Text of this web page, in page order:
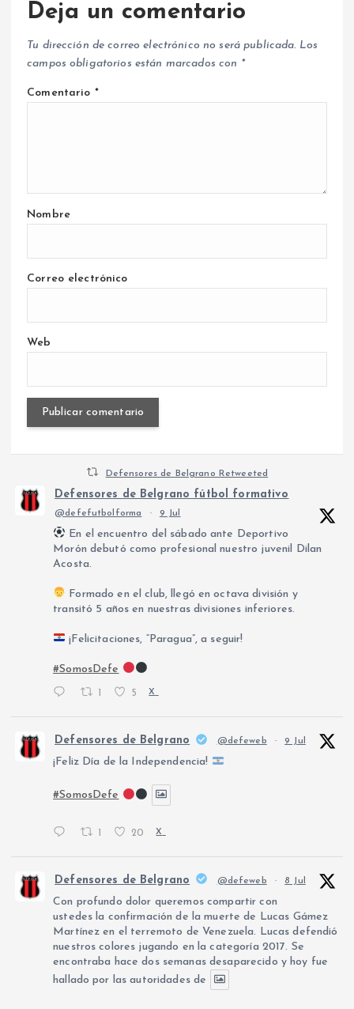
Deja un comentario
Tu dirección de correo electrónico no será publicada. Los
campos obligatorios están marcados con *
Comentario *
Nombre
Correo electrónico
Web
Defensores de Belgrano Retweeted
Defensores de Belgrano fútbol formativo
@defefutbolforma · 9 Jul
En el encuentro del sábado ante Deportivo
Morón debutó como profesional nuestro juvenil Dilan
Acosta.
Formado en el club, llegó en octava división y
transitó 5 años en nuestras divisiones inferiores.
¡Felicitaciones, “Paragua”, a seguir!
#SomosDefe
5 X
Defensores de Belgrano @defeweb · 9 Jul
¡Feliz Día de la Independencia!
#SomosDefe
1 20 X
Defensores de Belgrano @defeweb · 8 Jul
Con profundo dolor queremos compartir con
ustedes la confirmación de la muerte de Lucas Gámez
Martínez en el terremoto de Venezuela. Lucas defendió
nuestros colores jugando en la categoría 2017. Se
encontraba hace dos semanas desaparecido y hoy fue
hallado por las autoridades de